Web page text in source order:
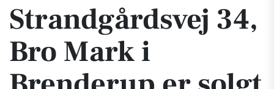
Strandgårdsvej 34,
Bro Mark i